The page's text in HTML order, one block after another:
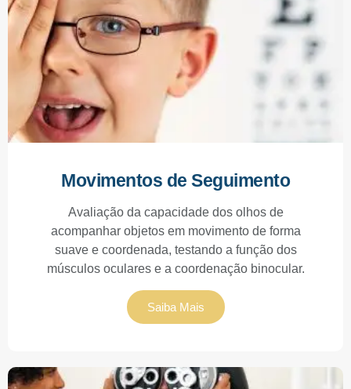
Movimentos de Seguimento
Avaliação da capacidade dos olhos de
acompanhar objetos em movimento de forma
suave e coordenada, testando a função dos
músculos oculares e a coordenação binocular.
Saiba Mais